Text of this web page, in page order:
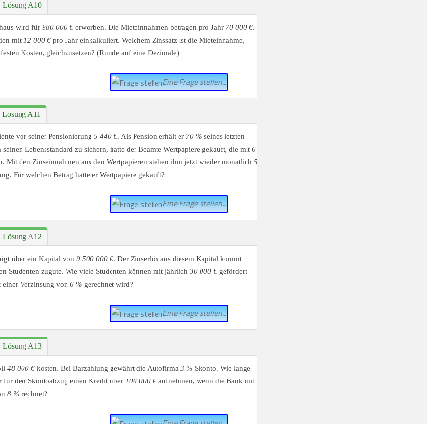
Lösung A10
wird für 980 000 € erworben. Die Mieteinnahmen betragen pro Jahr 70 000 €.
mit 12 000 € pro Jahr einkalkuliert. Welchem Zinssatz ist die Mieteinnahme,
Kosten, gleichzusetzen? (Runde auf eine Dezimale)
Eine Frage stellen...
Lösung A11
vor seiner Pensionierung 5 440 €. Als Pension erhält er 70 % seines letzten
Lebensstandard zu sichern, hatte der Beamte Wertpapiere gekauft, die mit 6
Mit den Zinseinnahmen aus den Wertpapieren stehen ihm jetzt wieder monatlich 5
Für welchen Betrag hatte er Wertpapiere gekauft?
Eine Frage stellen...
Lösung A12
über ein Kapital von 9 500 000 €. Der Zinserlös aus diesem Kapital kommt
Studenten zugute. Wie viele Studenten können mit jährlich 30 000 € gefördert
Verzinsung von 6 % gerechnet wird?
Eine Frage stellen...
Lösung A13
48 000 € kosten. Bei Barzahlung gewährt die Autofirma 3 % Skonto. Wie lange
für den Skontoabzug einen Kredit über 100 000 € aufnehmen, wenn die Bank mit
8 % rechnet?